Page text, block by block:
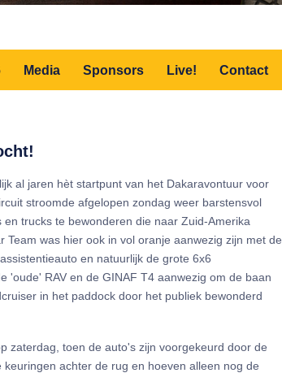
Media Sponsors Live! Contact
al jaren hèt startpunt van het Dakaravontuur voor
stroomde afgelopen zondag weer barstensvol
trucks te bewonderen die naar Zuid-Amerika
Team was hier ook in vol oranje aanwezig zijn met de
en natuurlijk de grote 6x6
'oude' RAV en de GINAF T4 aanwezig om de baan
in het paddock door het publiek bewonderd
zaterdag, toen de auto's zijn voorgekeurd door de
achter de rug en hoeven alleen nog de